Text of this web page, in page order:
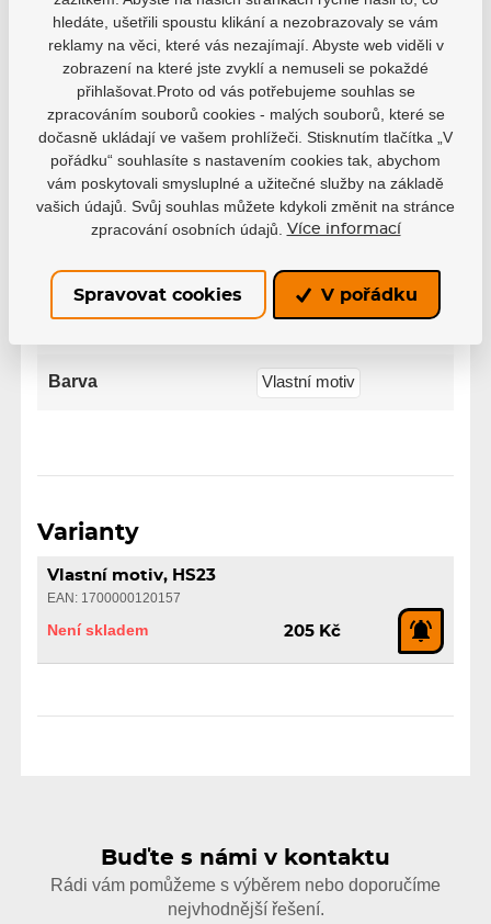
Parametry
Výrobce Hejduk
Barva Vlastní motiv
Varianty
Vlastní motiv, HS23
EAN: 1700000120157
Není skladem 205 Kč
Buďte s námi v kontaktu
Rádi vám pomůžeme s výběrem nebo doporučíme
nejvhodnější řešení.
hledáte, ušetřili spoustu klikání a nezobrazovaly se vám
reklamy na věci, které vás nezajímají. Abyste web viděli v
zobrazení na které jste zvyklí a nemuseli se pokaždé
přihlašovat.Proto od vás potřebujeme souhlas se
zpracováním souborů cookies - malých souborů, které se
dočasně ukládají ve vašem prohlížeči. Stisknutím tlačítka „V
pořádku“ souhlasíte s nastavením cookies tak, abychom
vám poskytovali smysluplné a užitečné služby na základě
vašich údajů. Svůj souhlas můžete kdykoli změnit na stránce
zpracování osobních údajů.
Více informací
Spravovat cookies V pořádku